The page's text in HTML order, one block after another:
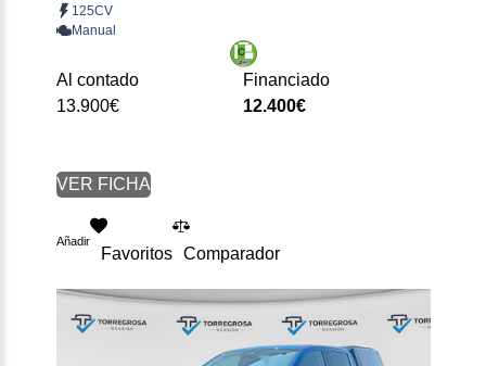
125CV
Manual
Al contado
13.900€
Financiado
12.400€
VER FICHA
Añadir
Favoritos Comparador